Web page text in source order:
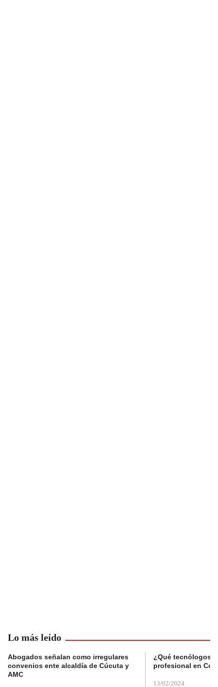
Lo más leído
Abogados señalan como irregulares
convenios ente alcaldía de Cúcuta y
AMC
¿Qué tecnólogos
profesional en
13/02/2024